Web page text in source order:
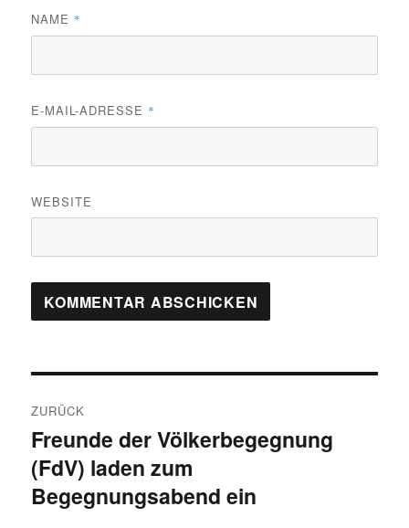
NAME *
E-MAIL-ADRESSE *
WEBSITE
ZURÜCK
Vorheriger
Beitrag:
Freunde der Völkerbegegnung
(FdV) laden zum
Begegnungsabend ein